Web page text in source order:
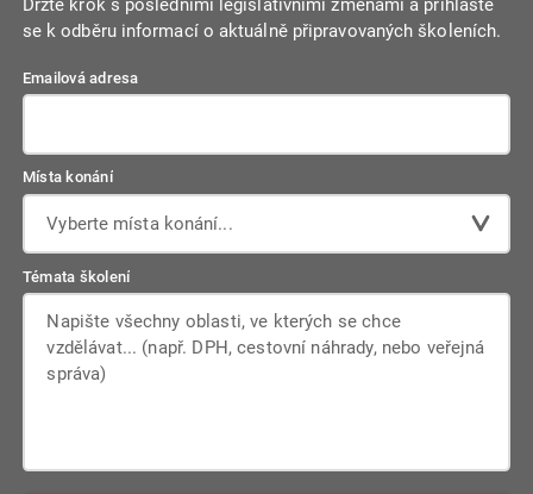
Držte krok s posledními legislativními změnami a přihlaste
se k odběru informací o aktuálně připravovaných školeních.
Emailová adresa
Místa konání
Vyberte místa konání...
Témata školení